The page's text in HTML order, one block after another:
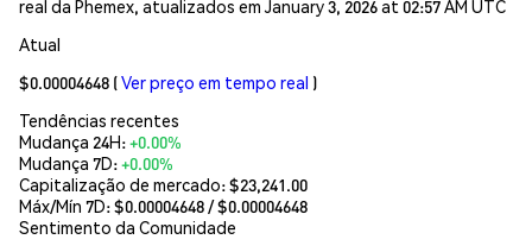
real da Phemex, atualizados em January 3, 2026 at 02:57 AM UTC
Atual
$0.00004648 (Ver preço em tempo real )
Tendências recentes
Mudança 24H:+0.00%
Mudança 7D:+0.00%
Capitalização de mercado:$23,241.00
Máx/Mín 7D: $0.00004648/ $0.00004648
Sentimento da Comunidade